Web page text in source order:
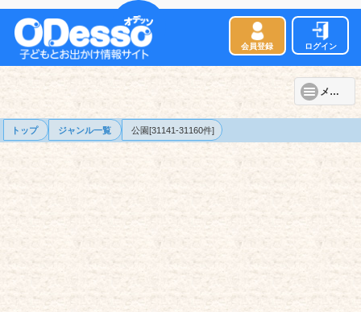
会員登録 ログイン
メニュー
トップ ジャンル一覧 公園[31141-31160件]